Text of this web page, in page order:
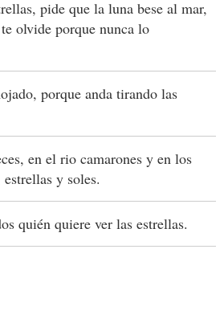
pide que la luna bese al mar,
olvide porque nunca lo
porque anda tirando las
en el rio camarones y en los
y soles.
quién quiere ver las estrellas.